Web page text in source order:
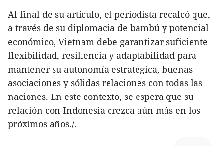
Al final de su artículo, el periodista recalcó que,
a través de su diplomacia de bambú y potencial
económico, Vietnam debe garantizar suficiente
flexibilidad, resiliencia y adaptabilidad para
mantener su autonomía estratégica, buenas
asociaciones y sólidas relaciones con todas las
naciones. En este contexto, se espera que su
relación con Indonesia crezca aún más en los
próximos años./.